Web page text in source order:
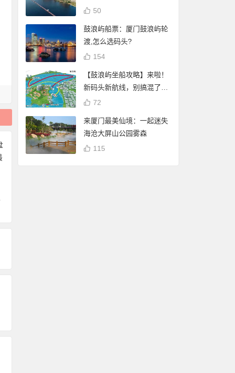
50
鼓浪屿船票：厦门鼓浪屿轮
渡,怎么选码头?
154
【鼓浪屿坐船攻略】来啦！
新码头新航线，别搞混了
哦！72
来厦门最美仙境：一起迷失
海沧大屏山公园雾森
115